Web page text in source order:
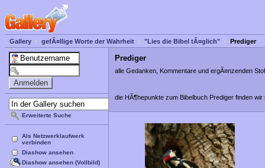
Gallery gefÃ¤llige Worte der Wahrheit "Lies die Bibel tÃ¤glich" Prediger
Erweiterte Suche
Als Netzwerklaufwerk
verbinden
Diashow ansehen
Diashow ansehen (Vollbild)
Prediger
alle Gedanken, Kommentare und ergÃ¤nzenden
die HÃ¶hepunkte zum Bibelbuch Prediger finden